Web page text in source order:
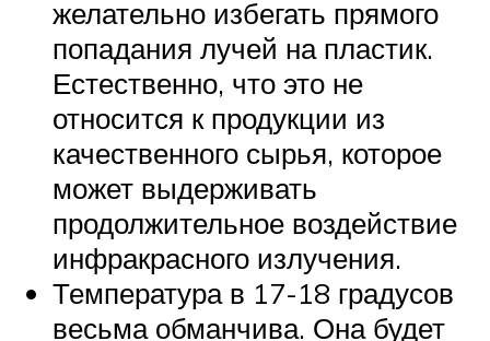
желательно избегать прямого
попадания лучей на пластик.
Естественно, что это не
относится к продукции из
качественного сырья, которое
может выдерживать
продолжительное воздействие
инфракрасного излучения.
Температура в 17-18 градусов
весьма обманчива. Она будет